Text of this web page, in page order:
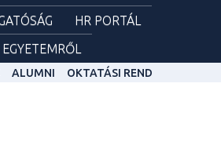
HR PORTÁL
ALUMNI OKTATÁSI REND